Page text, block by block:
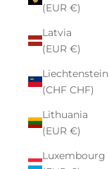
(EUR €)
Latvia
(EUR €)
Liechtenstein
(CHF CHF)
Lithuania
(EUR €)
Luxembourg